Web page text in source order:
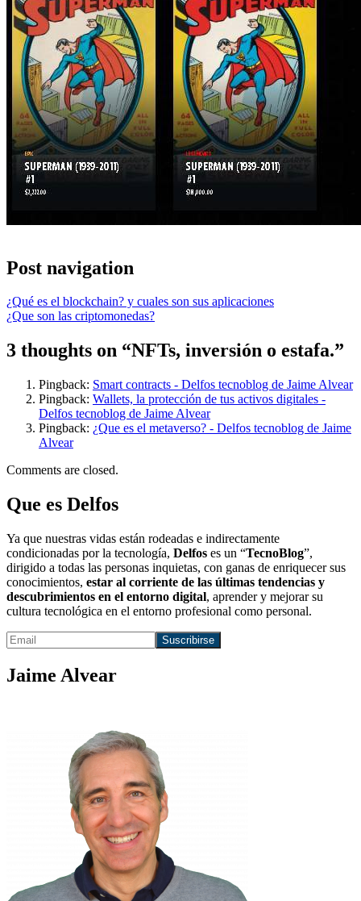
Post navigation
¿Qué es el blockchain? y cuales son sus aplicaciones
¿Que son las criptomonedas?
3 thoughts on “NFTs, inversión o estafa.”
Pingback: Smart contracts - Delfos tecnoblog de Jaime Alvear
Pingback: Wallets, la protección de tus activos digitales -
Delfos tecnoblog de Jaime Alvear
Pingback: ¿Que es el metaverso? - Delfos tecnoblog de Jaime
Alvear
Comments are closed.
Que es Delfos
Ya que nuestras vidas están rodeadas e indirectamente
condicionadas por la tecnología, Delfos es un “TecnoBlog”,
dirigido a todas las personas inquietas, con ganas de enriquecer sus
conocimientos, estar al corriente de las últimas tendencias y
descubrimientos en el entorno digital, aprender y mejorar su
cultura tecnológica en el entorno profesional como personal.
Jaime Alvear